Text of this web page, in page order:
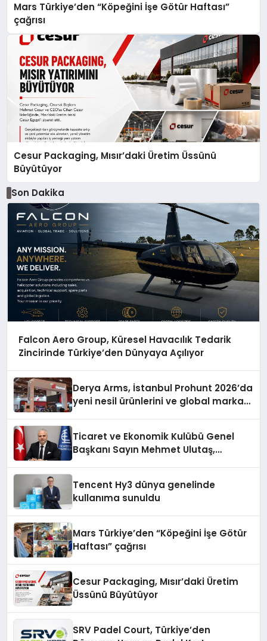
Mars Türkiye’den “Köpeğini İşe Götür Haftası”
çağrısı
Cesur Packaging, Mısır’daki Üretim Üssünü
Büyütüyor
Son Dakika
Falcon Aero Group, Küresel Havacılık Tedarik
Zincirinde Türkiye’den Dünyaya Açılıyor
Derya Arms, İstanbul Prohunt 2026’da
yeni nesil ürünlerini ve global marka
Ticaret ve Ekonomik Kulübü Genel
Başkanı Sayın Mehmet Ulutaş,
Tencent Hy3 dünya genelinde
kullanıma sunuldu
Mars Türkiye’den “Köpeğini İşe Götür
Haftası” çağrısı
Cesur Packaging, Mısır’daki Üretim
Üssünü Büyütüyor
SRV Padel Court, Türkiye’den